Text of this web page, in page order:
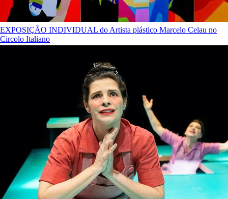
EXPOSIÇÃO INDIVIDUAL do Artista plástico Marcelo Celau no
Circolo Italiano